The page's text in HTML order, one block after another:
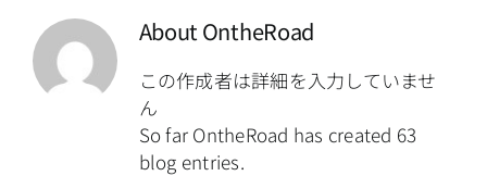
AboutOntheRoad
この作成者は詳細を入力していませ
ん
So far OntheRoad has created 63
blog entries.